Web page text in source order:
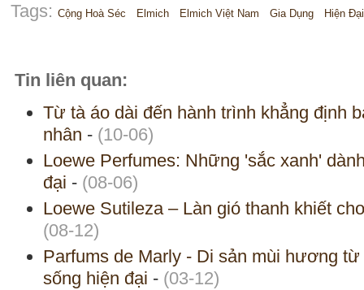
Tags: Cộng Hoà Séc Elmich Elmich Việt Nam Gia Dụng Hiện Đại
Tin liên quan:
Từ tà áo dài đến hành trình khẳng định
nhân - (10-06)
Loewe Perfumes: Những 'sắc xanh'
đại - (08-06)
Loewe Sutileza – Làn gió thanh khiết
(08-12)
Parfums de Marly - Di sản mùi hương
sống hiện đại - (03-12)